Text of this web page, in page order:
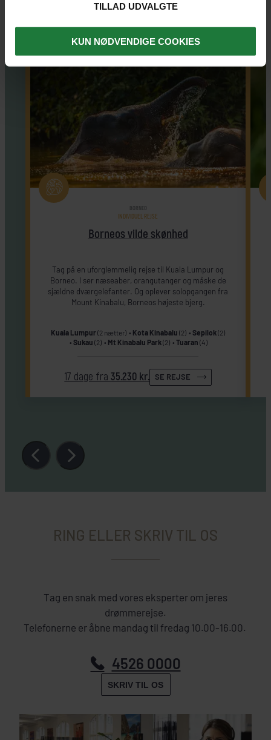
TILLAD UDVALGTE
KUN NØDVENDIGE COOKIES
SE KORT
Borneos vilde skønhed
BORNEO
INDIVIDUEL REJSE
Tag på en uforglemmelig rejse til Kuala Lumpur og
Borneo. I ser næseaber, orangutanger og måske de
sjældne dværgelefanter. Og oplever solopgangen fra
Mount Kinabalu, Borneos højeste bjerg.
Kuala Lumpur (2 nætter) Kota Kinabalu (2) Sepilok(2)
Sukau (2) Mt Kinabalu Park(2) Tuaran (4)
17 dage fra35.230 kr. SE REJSE
RING ELLER SKRIV TIL OS
Tag en snak med vores eksperter om jeres
drømmerejse.
Telefonerne er åbne mandag til fredag 10.00-16.00.
4526 0000
SKRIV TIL OS